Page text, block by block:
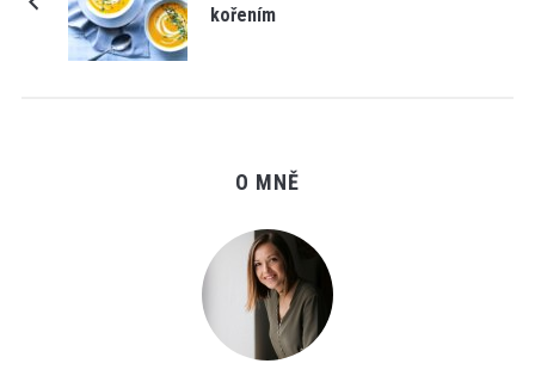
kořením
O MNĚ